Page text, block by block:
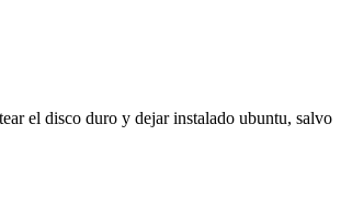
el disco duro y dejar instalado ubuntu, salvo